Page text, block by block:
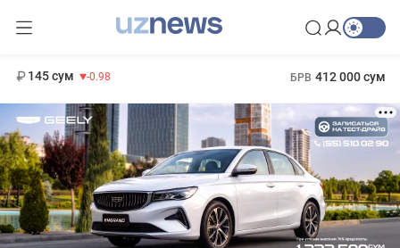
145 сум -0.98 БРВ 412 000 сум